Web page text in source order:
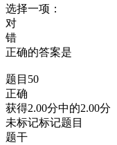
选择一项：
对
错
正确的答案是
题目50
正确
获得2.00分中的2.00分
未标记标记题目
题干